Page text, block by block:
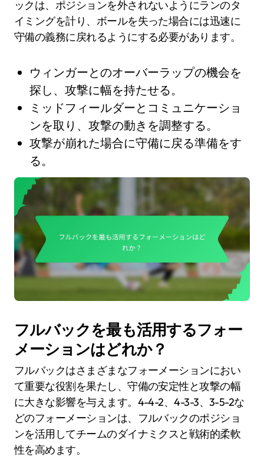
ックは、ポジションを外されないようにランのタ
イミングを計り、ボールを失った場合には迅速に
守備の義務に戻れるようにする必要があります。
ウィンガーとのオーバーラップの機会を
探し、攻撃に幅を持たせる。
ミッドフィールダーとコミュニケーショ
ンを取り、攻撃の動きを調整する。
攻撃が崩れた場合に守備に戻る準備をす
る。
フルバックを最も活用するフォー
メーションはどれか？
フルバックはさまざまなフォーメーションにおい
て重要な役割を果たし、守備の安定性と攻撃の幅
に大きな影響を与えます。4-4-2、4-3-3、3-5-2な
どのフォーメーションは、フルバックのポジショ
ンを活用してチームのダイナミクスと戦術的柔軟
性を高めます。